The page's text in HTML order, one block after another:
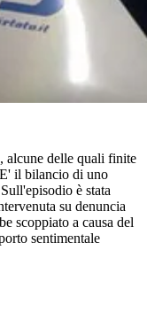
alcune delle quali finite
il bilancio di uno
è stata
su denuncia
scoppiato a causa del
sentimentale